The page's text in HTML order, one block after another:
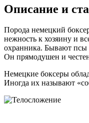
Описание и
Порода немецкий
нежность к хозяину и
охранника. Бывают псы
Он прямодушен и
Немецкие боксеры
Иногда их называют